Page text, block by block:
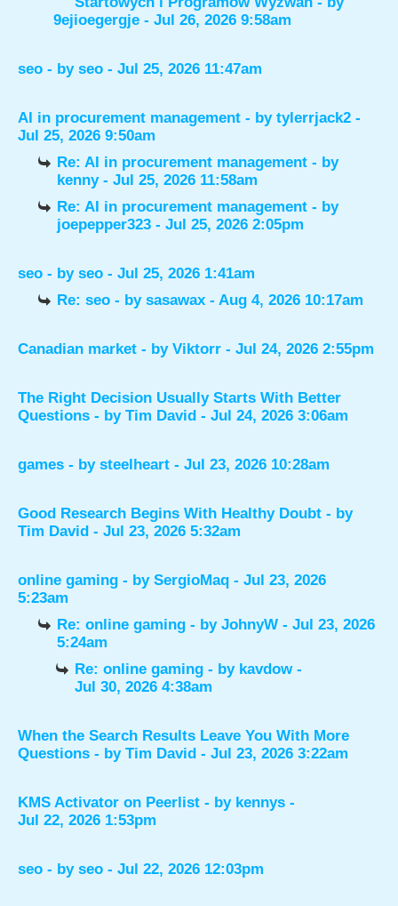
9ejioegergje - Jul 26, 2026 9:58am
seo - by seo - Jul 25, 2026 11:47am
AI in procurement management - by tylerrjack2 -
Jul 25, 2026 9:50am
Re: AI in procurement management - by
kenny- Jul 25, 2026 11:58am
Re: AI in procurement management - by
joepepper323 - Jul 25, 2026 2:05pm
seo - by seo - Jul 25, 2026 1:41am
Re: seo - bysasawax - Aug 4, 2026 10:17am
Canadian market - by Viktorr - Jul 24, 2026 2:55pm
The Right Decision Usually Starts With Better
Questions - by Tim David - Jul 24, 2026 3:06am
games - by steelheart - Jul 23, 2026 10:28am
Good Research Begins With Healthy Doubt - by
Tim David - Jul 23, 2026 5:32am
online gaming - by SergioMaq - Jul 23, 2026
5:23am
Re: online gaming - byJohnyW - Jul 23, 2026
5:24am
Re: online gaming - by kavdow-
Jul 30, 2026 4:38am
When the Search Results Leave You With More
Questions - by Tim David - Jul 23, 2026 3:22am
KMS Activator on Peerlist - by kennys -
Jul 22, 2026 1:53pm
seo - by seo - Jul 22, 2026 12:03pm